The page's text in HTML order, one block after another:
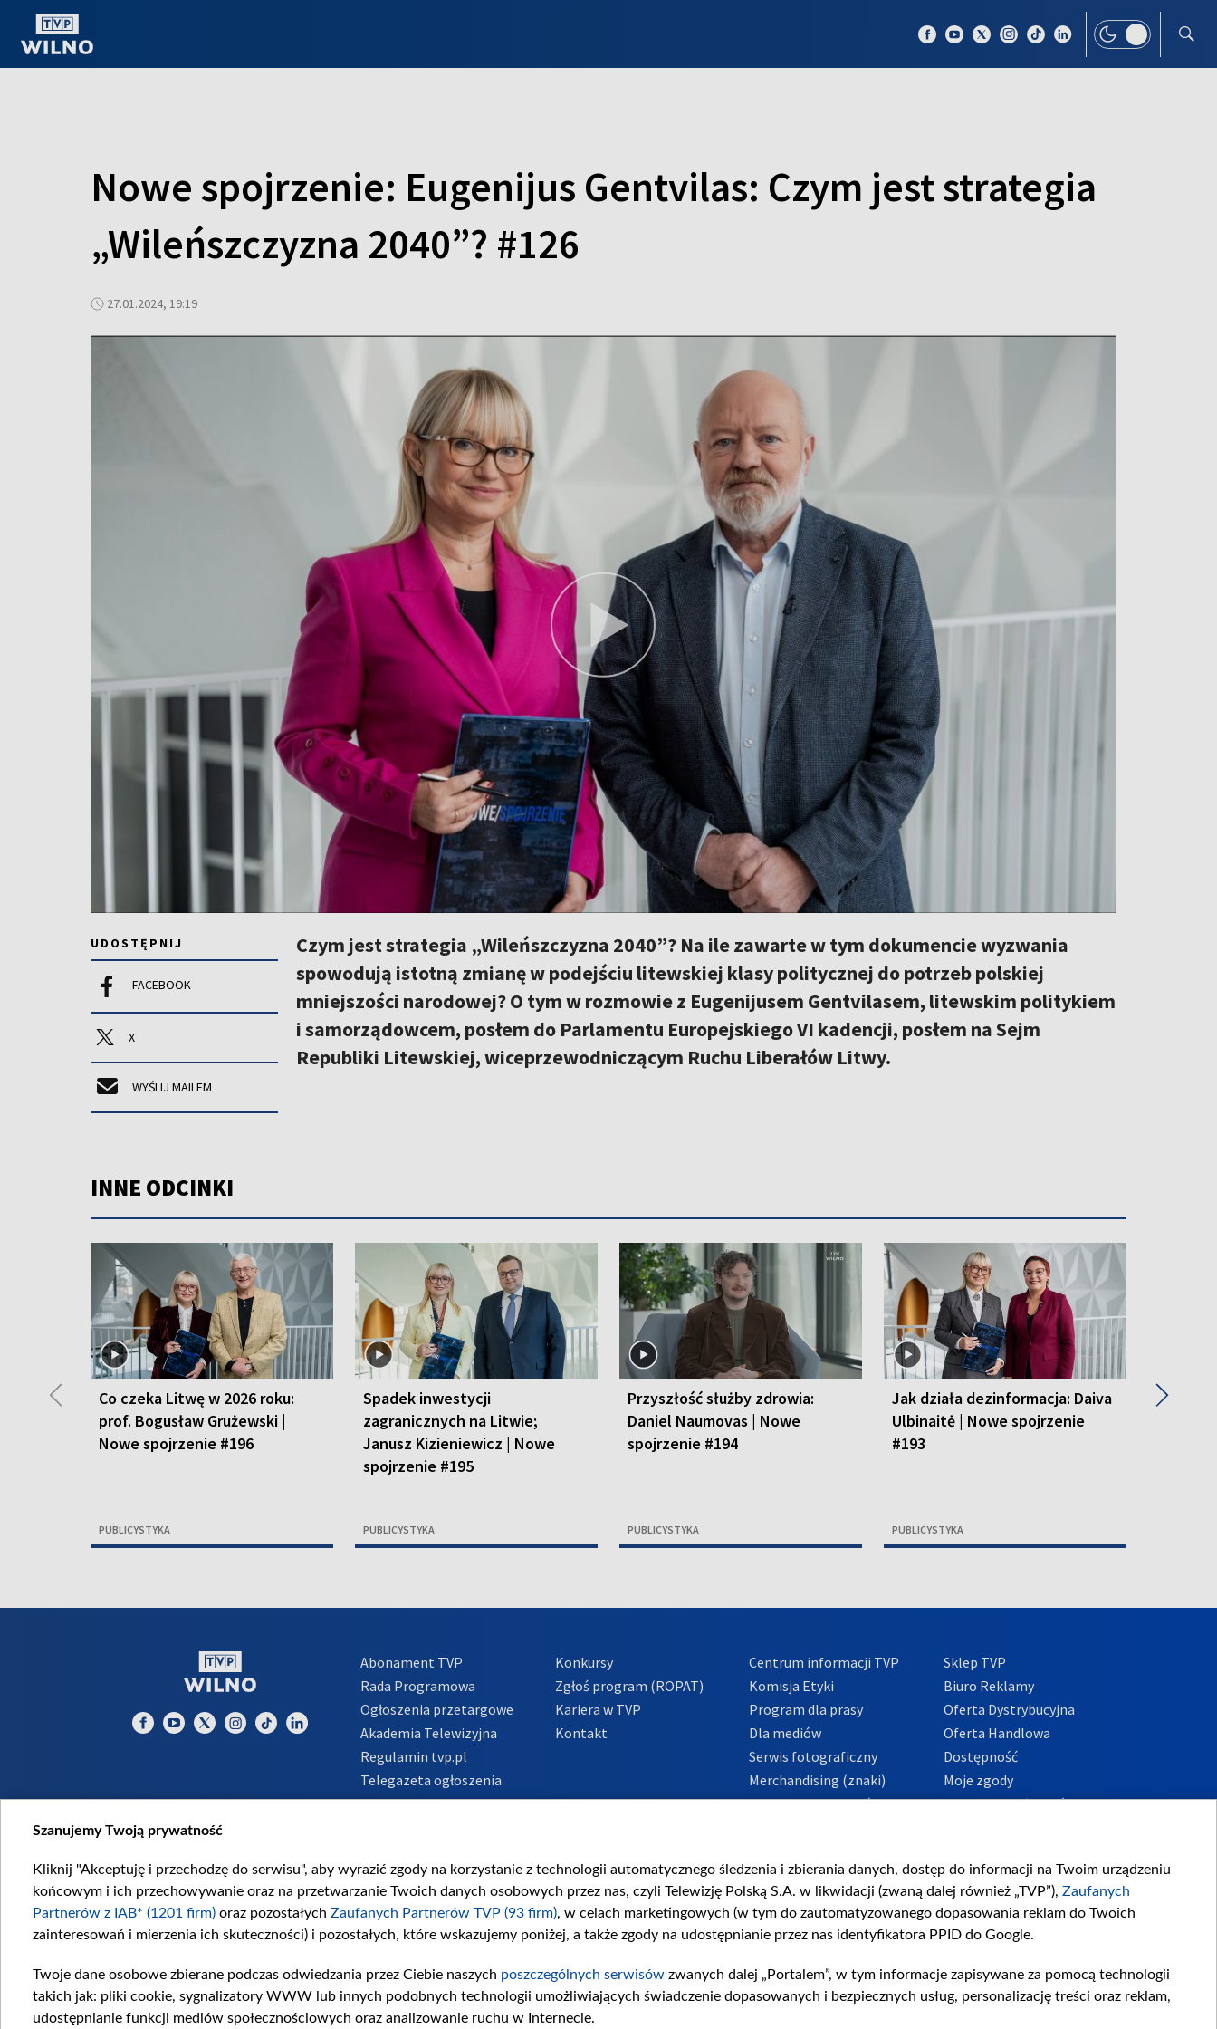
Nowe spojrzenie: Eugenijus Gentvilas: Czym jest strategia
„Wileńszczyzna 2040”? #126
27.01.2024, 19:19
UDOSTĘPNIJ
FACEBOOK
X
WYŚLIJ MAILEM
Czym jest strategia „Wileńszczyzna 2040”? Na ile zawarte w tym dokumencie wyzwania
spowodują istotną zmianę w podejściu litewskiej klasy politycznej do potrzeb polskiej
mniejszości narodowej? O tym w rozmowie z Eugenijusem Gentvilasem, litewskim politykiem
i samorządowcem, posłem do Parlamentu Europejskiego VI kadencji, posłem na Sejm
Republiki Litewskiej, wiceprzewodniczącym Ruchu Liberałów Litwy.
INNE ODCINKI
Co czeka Litwę w 2026 roku:
prof. Bogusław Grużewski |
Nowe spojrzenie #196
PUBLICYSTYKA
Spadek inwestycji
zagranicznych na Litwie;
Janusz Kizieniewicz | Nowe
spojrzenie #195
PUBLICYSTYKA
Przyszłość służby zdrowia:
Daniel Naumovas | Nowe
spojrzenie #194
PUBLICYSTYKA
Jak działa dezinformacja: Daiva
Ulbinaitė | Nowe spojrzenie
#193
PUBLICYSTYKA
◀ ▶
Abonament TVP
Rada Programowa
Ogłoszenia przetargowe
Akademia Telewizyjna
Regulamin tvp.pl
Telegazeta ogłoszenia
Informacje o nadawcy
Konkursy
Zgłoś program (ROPAT)
Kariera w TVP
Kontakt
Centrum informacji TVP
Komisja Etyki
Program dla prasy
Dla mediów
Serwis fotograficzny
Merchandising (znaki)
Polityka Prywatności
Sklep TVP
Biuro Reklamy
Oferta Dystrybucyjna
Oferta Handlowa
Dostępność
Moje zgody
Procedura zgłoszeń
Szanujemy Twoją prywatność
Kliknij "Akceptuję i przechodzę do serwisu", aby wyrazić zgody na korzystanie z technologii automatycznego śledzenia i zbierania danych, dostęp do informacji na Twoim urządzeniu
końcowym i ich przechowywanie oraz na przetwarzanie Twoich danych osobowych przez nas, czyli Telewizję Polską S.A. w likwidacji (zwaną dalej również „TVP”), Zaufanych
Partnerów z IAB* (1201 firm) oraz pozostałych Zaufanych Partnerów TVP (93 firm), w celach marketingowych (w tym do zautomatyzowanego dopasowania reklam do Twoich
zainteresowań i mierzenia ich skuteczności) i pozostałych, które wskazujemy poniżej, a także zgody na udostępnianie przez nas identyfikatora PPID do Google.
Twoje dane osobowe zbierane podczas odwiedzania przez Ciebie naszych poszczególnych serwisów zwanych dalej „Portalem”, w tym informacje zapisywane za pomocą technologii
takich jak: pliki cookie, sygnalizatory WWW lub innych podobnych technologii umożliwiających świadczenie dopasowanych i bezpiecznych usług, personalizację treści oraz reklam,
udostępnianie funkcji mediów społecznościowych oraz analizowanie ruchu w Internecie.